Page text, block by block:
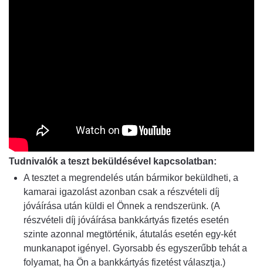
Tudnivalók a teszt beküldésével kapcsolatban:
A tesztet a megrendelés után bármikor beküldheti, a
kamarai igazolást azonban csak a részvételi díj
jóváírása után küldi el Önnek a rendszerünk. (A
részvételi díj jóváírása bankkártyás fizetés esetén
szinte azonnal megtörténik, átutalás esetén egy-két
munkanapot igényel. Gyorsabb és egyszerűbb tehát a
folyamat, ha Ön a bankkártyás fizetést választja.)